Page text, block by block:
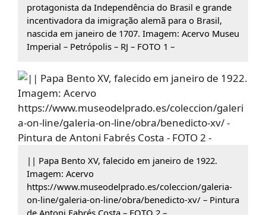
protagonista da Independência do Brasil e grande
incentivadora da imigração alemã para o Brasil,
nascida em janeiro de 1707. Imagem: Acervo Museu
Imperial – Petrópolis – RJ – FOTO 1 –
|| Papa Bento XV, falecido em janeiro de 1922.
Imagem: Acervo
https://www.museodelprado.es/coleccion/galeria-
on-line/galeria-on-line/obra/benedicto-xv/ – Pintura
de Antoni Fabrés Costa – FOTO 2 –